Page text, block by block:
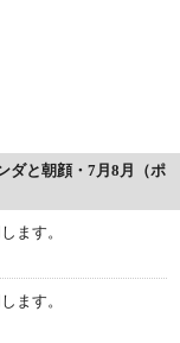
ダと朝顔・7月8月（ポ
ます。
ます。